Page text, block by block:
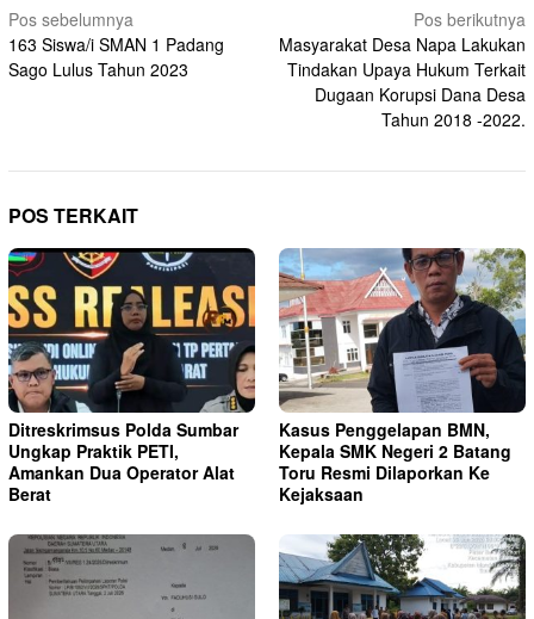
Navigasi
pos
Pos sebelumnya
163 Siswa/i SMAN 1 Padang
Sago Lulus Tahun 2023
Pos berikutnya
Masyarakat Desa Napa Lakukan
Tindakan Upaya Hukum Terkait
Dugaan Korupsi Dana Desa
Tahun 2018 -2022.
POS TERKAIT
Ditreskrimsus Polda Sumbar
Ungkap Praktik PETI,
Amankan Dua Operator Alat
Berat
Kasus Penggelapan BMN,
Kepala SMK Negeri 2 Batang
Toru Resmi Dilaporkan Ke
Kejaksaan